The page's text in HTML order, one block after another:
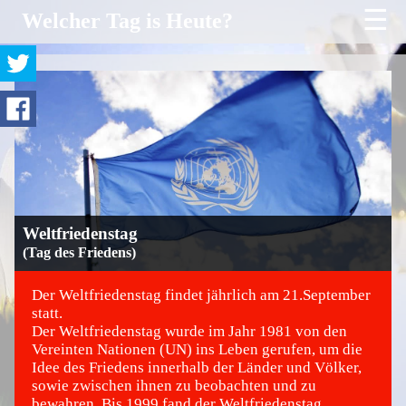
Welcher Tag is Heute? ☰
Weltfriedenstag
(Tag des Friedens)
©
Der Weltfriedenstag findet jährlich am 21.September
statt.
Der Weltfriedenstag wurde im Jahr 1981 von den
Vereinten Nationen (UN) ins Leben gerufen, um die
Idee des Friedens innerhalb der Länder und Völker,
sowie zwischen ihnen zu beobachten und zu